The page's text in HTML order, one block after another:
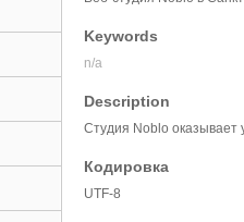
Keywords
n/a
Description
Студия Noblo оказывает
Кодировка
UTF-8